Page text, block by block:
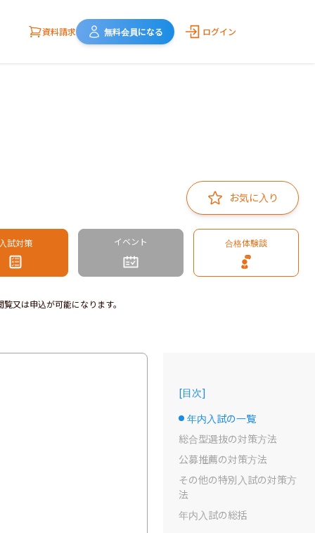
資料請求 無料会員になる ログイン
お気に入り
入試対策 イベント 合格体験談
又は申込が可能になります。
[目次]
選択中のドット
年内入試の一覧
総合型選抜の対策方法
公募推薦の対策方法
その他の特別入試の対策方
法
年内入試の総括